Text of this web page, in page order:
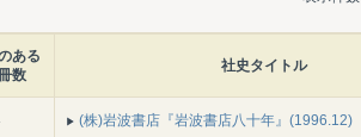
ある
数
社史タイトル
(株)岩波書店『岩波書店八十年』(1996.12)